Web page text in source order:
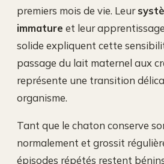
premiers mois de vie. Leur
immature et leur
solide expliquent cette
passage du lait maternel aux
représente une transition
organisme.
Tant que le chaton conserve
normalement et grossit
épisodes répétés restent